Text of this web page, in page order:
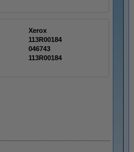
Xerox
113R00184
046743
113R00184